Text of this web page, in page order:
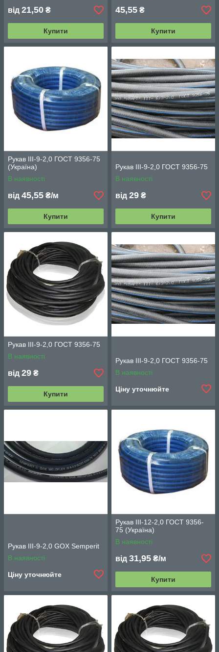
від 21,50 ₴
Купити
45,55 ₴
Купити
Рукав III-9-2,0 ГОСТ 9356-75
(Україна)
В наявності
від 45,55 ₴/м
Купити
Рукав III-9-2,0 ГОСТ 9356-75
В наявності
від 29 ₴
Купити
Рукав III-9-2,0 ГОСТ 9356-75
В наявності
від 29 ₴
Купити
Рукав III-9-2,0 ГОСТ 9356-75
В наявності
Ціну уточнюйте
Рукав III-9-2,0 GOX Semperit
В наявності
Ціну уточнюйте
Рукав III-12-2,0 ГОСТ 9356-
75 (Україна)
В наявності
від 31,95 ₴/м
Купити